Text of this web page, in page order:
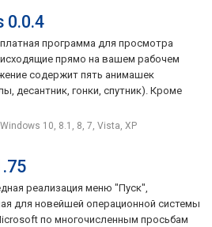
0.0.4
программа для просмотра
прямо на вашем рабочем
содержит пять анимашек
десантник, гонки, спутник). Кроме
Windows 10, 8.1, 8, 7, Vista, XP
реализация меню "Пуск",
для новейшей операционной системы
по многочисленным просьбам